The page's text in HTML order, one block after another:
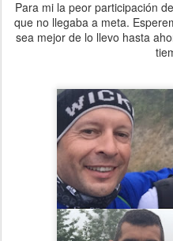
Para mi la peor participación
que no llegaba a meta.
sea mejor de lo llevo hasta